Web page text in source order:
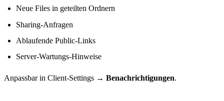
Neue Files in geteilten Ordnern
Sharing-Anfragen
Ablaufende Public-Links
Server-Wartungs-Hinweise
Anpassbar in Client-Settings → Benachrichtigungen.